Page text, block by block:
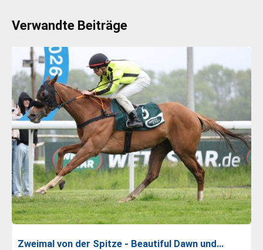
Verwandte Beiträge
Zweimal von der Spitze - Beautiful Dawn und…